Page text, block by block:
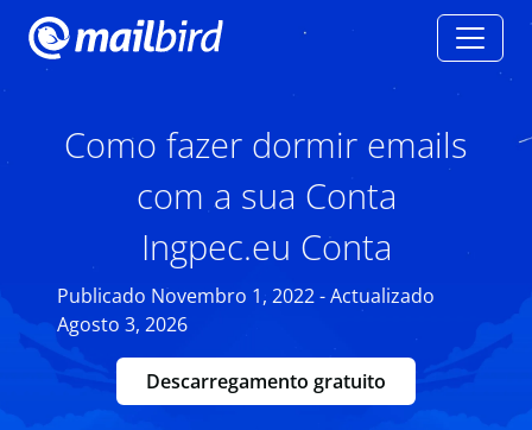
Como fazer dormir emails
com a sua Conta
Ingpec.eu Conta
Publicado Novembro 1, 2022 - Actualizado
Agosto 3, 2026
Descarregamento gratuito